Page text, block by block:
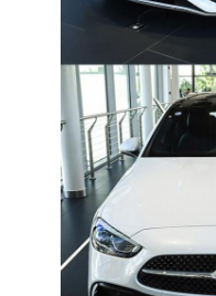
À la maison
Produits